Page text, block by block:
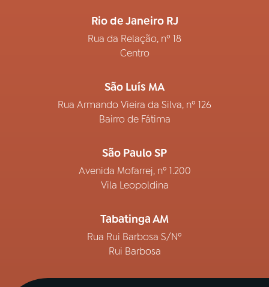
Rio de Janeiro RJ
Rua da Relação, nº 18
Centro
São Luís MA
Rua Armando Vieira da Silva, nº 126
Bairro de Fátima
São Paulo SP
Avenida Mofarrej, nº 1.200
Vila Leopoldina
Tabatinga AM
Rua Rui Barbosa S/Nº
Rui Barbosa